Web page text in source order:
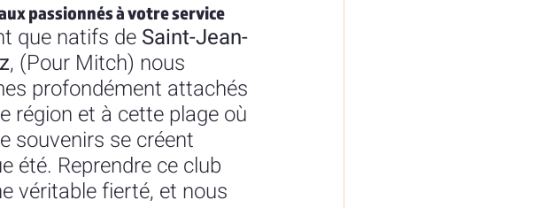
passionnés à votre service
que natifs de Saint-Jean-
, (Pour Mitch) nous
profondément attachés
région et à cette plage où
souvenirs se créent
été. Reprendre ce club
véritable fierté, et nous